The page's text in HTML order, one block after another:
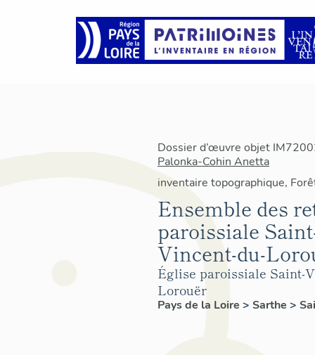
Dossier d’œuvre objet
Palonka-Cohin Anetta
inventaire topographique,
Ensemble des
paroissiale
Vincent-du-
Église paroissiale Saint-
Lorouër
Pays de la Loire > Sarthe >